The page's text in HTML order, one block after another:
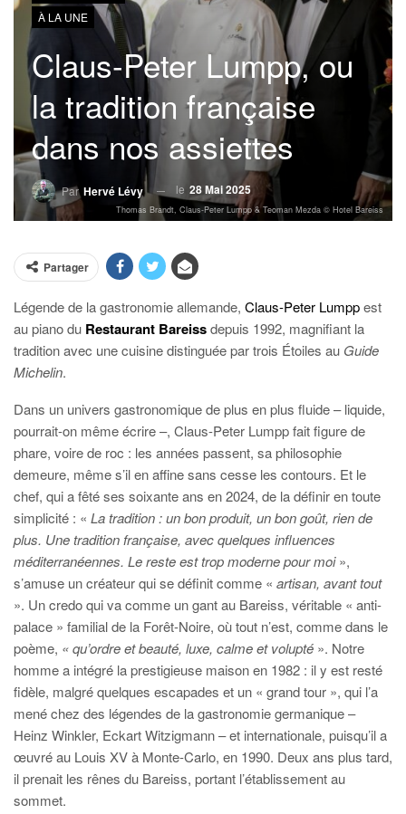
À LA UNE
Claus-Peter Lumpp, ou
la tradition française
dans nos assiettes
Par Hervé Lévy le 28 Mai 2025
Thomas Brandt, Claus-Peter Lumpp & Teoman Mezda © Hotel Bareiss
Partager
Légende de la gastronomie allemande, Claus-Peter Lumppest
au piano du Restaurant Bareissdepuis 1992, magnifiant la
tradition avec une cuisine distinguée par trois Étoiles au Guide
Michelin.
Dans un univers gastronomique de plus en plus fluide – liquide,
pourrait-on même écrire –, Claus-Peter Lumpp fait figure de
phare, voire de roc : les années passent, sa philosophie
demeure, même s’il en affine sans cesse les contours. Et le
chef, qui a fêté ses soixante ans en 2024, de la définir en toute
simplicité : « La tradition : un bon produit, un bon goût, rien de
plus. Une tradition française, avec quelques influences
méditerranéennes. Le reste est trop moderne pour moi»,
s’amuse un créateur qui se définit comme « artisan, avant tout
». Un credo qui va comme un gant au Bareiss, véritable « anti-
palace » familial de la Forêt-Noire, où tout n’est, comme dans le
poème, « qu’ordre et beauté, luxe, calme et volupté ». Notre
homme a intégré la prestigieuse maison en 1982 : il y est resté
fidèle, malgré quelques escapades et un « grand tour », qui l’a
mené chez des légendes de la gastronomie germanique –
Heinz Winkler, Eckart Witzigmann – et internationale, puisqu’il a
œuvré au Louis XV à Monte-Carlo, en 1990. Deux ans plus tard,
il prenait les rênes du Bareiss, portant l’établissement au
sommet.